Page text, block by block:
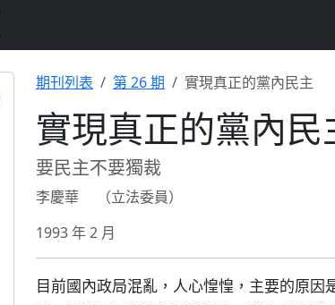
期刊列表 第 26 期 實現真正的黨內民主
實現真正的黨內民
要民主不要獨裁
李慶華 （立法委員）
1993 年 2 月
目前國內政局混亂，人心惶惶，主要的原